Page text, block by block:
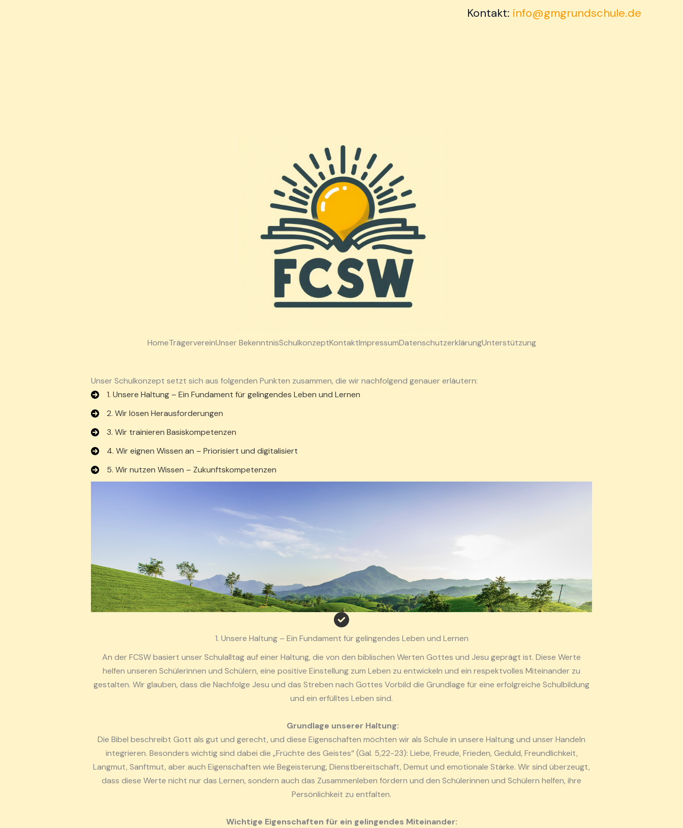
Kontakt: info@gmgrundschule.de
HomeTrägervereinUnser BekenntnisSchulkonzeptKontaktImpressumDatenschutzerklärungUnterstützung
Unser Schulkonzept setzt sich aus folgenden Punkten zusammen, die wir nachfolgend genauer erläutern:
1. Unsere Haltung – Ein Fundament für gelingendes Leben und Lernen
2. Wir lösen Herausforderungen
3. Wir trainieren Basiskompetenzen
4. Wir eignen Wissen an – Priorisiert und digitalisiert
5. Wir nutzen Wissen – Zukunftskompetenzen
1. Unsere Haltung – Ein Fundament für gelingendes Leben und Lernen
An der FCSW basiert unser Schulalltag auf einer Haltung, die von den biblischen Werten Gottes und Jesu geprägt ist. Diese Werte
helfen unseren Schülerinnen und Schülern, eine positive Einstellung zum Leben zu entwickeln und ein respektvolles Miteinander zu
gestalten. Wir glauben, dass die Nachfolge Jesu und das Streben nach Gottes Vorbild die Grundlage für eine erfolgreiche Schulbildung
und ein erfülltes Leben sind.
Grundlage unserer Haltung:
Die Bibel beschreibt Gott als gut und gerecht, und diese Eigenschaften möchten wir als Schule in unsere Haltung und unser Handeln
integrieren. Besonders wichtig sind dabei die „Früchte des Geistes“ (Gal. 5,22-23): Liebe, Freude, Frieden, Geduld, Freundlichkeit,
Langmut, Sanftmut, aber auch Eigenschaften wie Begeisterung, Dienstbereitschaft, Demut und emotionale Stärke. Wir sind überzeugt,
dass diese Werte nicht nur das Lernen, sondern auch das Zusammenleben fördern und den Schülerinnen und Schülern helfen, ihre
Persönlichkeit zu entfalten.
Wichtige Eigenschaften für ein gelingendes Miteinander: